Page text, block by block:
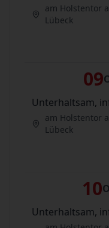
am Holstentor
Lübeck
09
Unterhaltsam,
am Holstentor
Lübeck
10
Unterhaltsam,